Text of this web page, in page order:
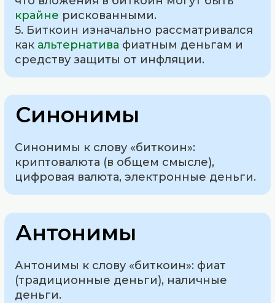
крайне рискованными.
5. Биткоин изначально рассматривался
как альтернатива фиатным деньгам и
средству защиты от инфляции.
Синонимы
Синонимы к слову «биткоин»:
криптовалюта (в общем смысле),
цифровая валюта, электронные деньги.
Антонимы
Антонимы к слову «биткоин»: фиат
(традиционные деньги), наличные
деньги.